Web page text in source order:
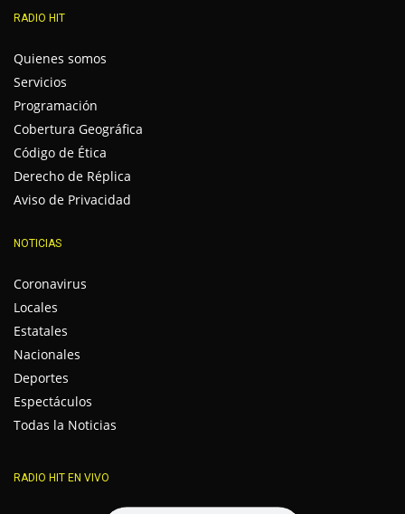
RADIO HIT
Quienes somos
Servicios
Programación
Cobertura Geográfica
Código de Ética
Derecho de Réplica
Aviso de Privacidad
NOTICIAS
Coronavirus
Locales
Estatales
Nacionales
Deportes
Espectáculos
Todas la Noticias
RADIO HIT EN VIVO